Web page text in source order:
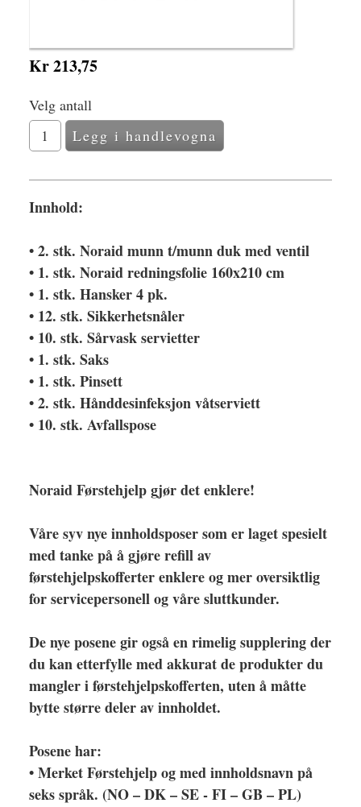
Kr 213,75
Velg antall
Innhold:
• 2. stk. Noraid munn t/munn duk med ventil
• 1. stk. Noraid redningsfolie 160x210 cm
• 1. stk. Hansker 4 pk.
• 12. stk. Sikkerhetsnåler
• 10. stk. Sårvask servietter
• 1. stk. Saks
• 1. stk. Pinsett
• 2. stk. Hånddesinfeksjon våtserviett
• 10. stk. Avfallspose
Noraid Førstehjelp gjør det enklere!
Våre syv nye innholdsposer som er laget spesielt
med tanke på å gjøre refill av
førstehjelpskofferter enklere og mer oversiktlig
for servicepersonell og våre sluttkunder.
De nye posene gir også en rimelig supplering der
du kan etterfylle med akkurat de produkter du
mangler i førstehjelpskofferten, uten å måtte
bytte større deler av innholdet.
Posene har:
• Merket Førstehjelp og med innholdsnavn på
seks språk. (NO – DK – SE - FI – GB – PL)